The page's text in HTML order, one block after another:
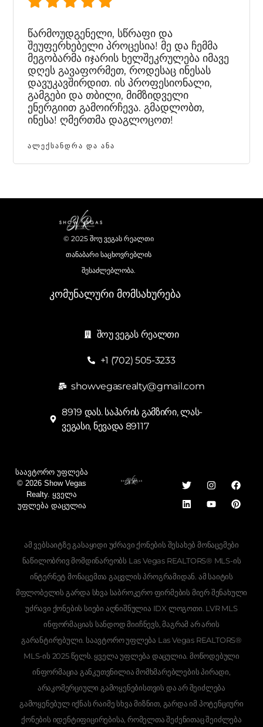
წარმოუდგენელი, სწრაფი და
შეუფერხებელი პროცესია! მე და ჩემმა
მეგობარმა იჯარის ხელშეკრულება იმავე
დღეს გავაფორმეთ, როდესაც ინესას
დავუკავშირდით. ის პროფესიონალი,
გამგები და თბილი, მიმზიდველი
ენერგიით გამოირჩევა. გმადლობთ,
ინესა! ღმერთმა დაგლოცოთ!
ᲐᲚᲔᲥᲡᲐᲜᲓᲠᲐ ᲓᲐ ᲐᲜᲐ
© 2025 შოუ ვეგას რეალთი
თანაბარი საცხოვრებლის
შესაძლებლობა.
კომუნალური მომსახურება
შოუ ვეგას რეალთი
+1 (702) 505-3233
showvegasrealty@gmail.com
8919 დას. საჰარის გამზირი, ლას-
ვეგასი, ნევადა 89117
Საავტორო Უფლება
© 2026 Show Vegas
Realty. Ყველა
Უფლება Დაცულია
ამ ვებსაიტზე გასაყიდი უძრავი ქონების შესახებ მონაცემები
ნაწილობრივ მომდინარეობს Las Vegas REALTORS® MLS-ის
ინტერნეტ მონაცემთა გაცვლის პროგრამიდან. ამ საიტის
მფლობელის გარდა სხვა საბროკერო ფირმების მიერ შენახული
უძრავი ქონების სიები აღნიშნულია IDX ლოგოთი. LVR MLS
ინფორმაციას სანდოდ მიიჩნევს, მაგრამ არ არის
გარანტირებული. საავტორო უფლება Las Vegas REALTORS®
MLS-ის 2025 წელს. ყველა უფლება დაცულია. მოწოდებული
ინფორმაცია განკუთვნილია მომხმარებლების პირადი,
არაკომერციული გამოყენებისთვის და არ შეიძლება
გამოყენებულ იქნას რაიმე სხვა მიზნით, გარდა იმ პოტენციური
ქონების იდენტიფიცირებისა, რომელთა შეძენითაც შეიძლება
Russian
Armenian
Romanian
Albanian
Hebrew